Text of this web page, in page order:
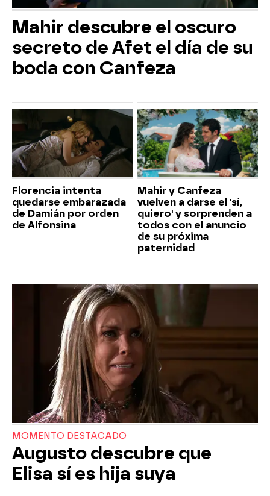
Mahir descubre el oscuro
secreto de Afet el día de su
boda con Canfeza
Florencia intenta
quedarse embarazada
de Damián por orden
de Alfonsina
Mahir y Canfeza
vuelven a darse el 'sí,
quiero' y sorprenden a
todos con el anuncio
de su próxima
paternidad
MOMENTO DESTACADO
Augusto descubre que
Elisa sí es hija suya